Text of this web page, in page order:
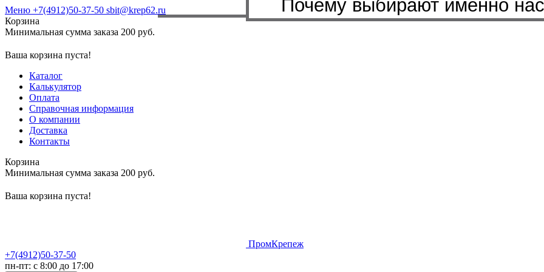
Меню +7(4912)50-37-50 sbit@krep62.ru
Корзина
Минимальная сумма заказа 200 руб.
Ваша корзина пуста!
Каталог
Калькулятор
Оплата
Справочная информация
О компании
Доставка
Контакты
Корзина
Минимальная сумма заказа 200 руб.
Ваша корзина пуста!
ПромКрепеж
+7(4912)50-37-50
пн-пт: с 8:00 до 17:00
Почему выбирают именно